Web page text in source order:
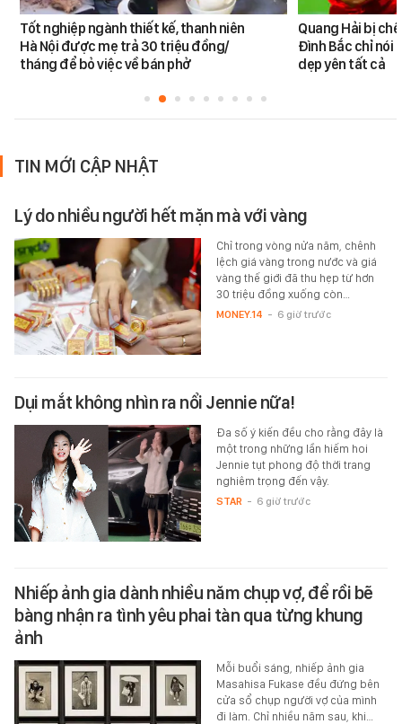
Tốt nghiệp ngành thiết kế, thanh niên
Hà Nội được mẹ trả 30 triệu đồng/
tháng để bỏ việc về bán phở
Quang Hải bị
Đình Bắc chỉ nói
dẹp yên tất cả
TIN MỚI CẬP NHẬT
Lý do nhiều người hết mặn mà với vàng
Chỉ trong vòng nửa năm, chênh
lệch giá vàng trong nước và giá
vàng thế giới đã thu hẹp từ hơn
30 triệu đồng xuống còn…
MONEY.14 - 6 giờ trước
Dụi mắt không nhìn ra nổi Jennie nữa!
Đa số ý kiến đều cho rằng đây là
một trong những lần hiếm hoi
Jennie tụt phong độ thời trang
nghiêm trọng đến vậy.
STAR - 6 giờ trước
Nhiếp ảnh gia dành nhiều năm chụp vợ, để rồi bẽ
bàng nhận ra tình yêu phai tàn qua từng khung
ảnh
Mỗi buổi sáng, nhiếp ảnh gia
Masahisa Fukase đều đứng bên
cửa sổ chụp người vợ của mình
đi làm. Chỉ nhiều năm sau, khi…